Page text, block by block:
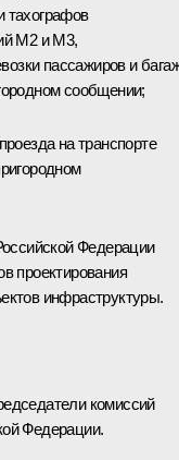
тахографов
М2 и М3,
пассажиров и
сообщении;
на транспорте
Федерации
проектирования
инфраструктуры.
комиссий
Федерации.